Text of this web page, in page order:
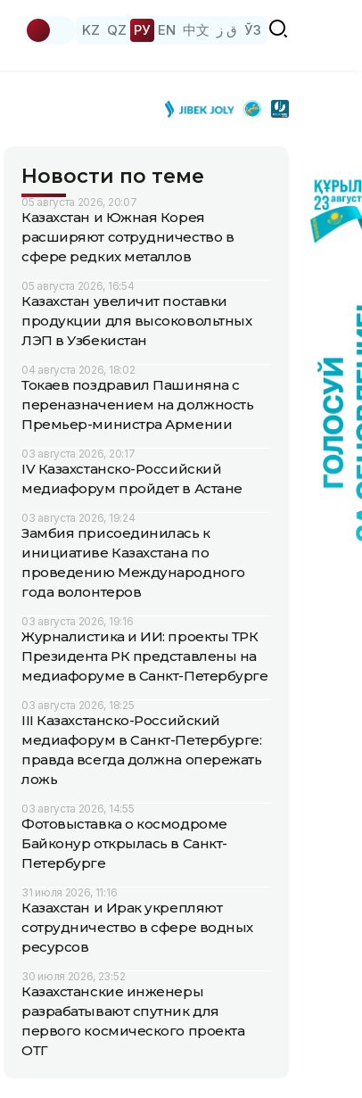
KZ QZ РУ EN 中文 ق ز ЎЗ
Новости по теме
05 августа 2026, 20:07
Казахстан и Южная Корея
расширяют сотрудничество в
сфере редких металлов
05 августа 2026, 16:54
Казахстан увеличит поставки
продукции для высоковольтных
ЛЭП в Узбекистан
04 августа 2026, 18:02
Токаев поздравил Пашиняна с
переназначением на должность
Премьер-министра Армении
03 августа 2026, 20:17
IV Казахстанско-Российский
медиафорум пройдет в Астане
03 августа 2026, 19:24
Замбия присоединилась к
инициативе Казахстана по
проведению Международного
года волонтеров
03 августа 2026, 19:16
Журналистика и ИИ: проекты ТРК
Президента РК представлены на
медиафоруме в Санкт-Петербурге
03 августа 2026, 18:25
III Казахстанско-Российский
медиафорум в Санкт-Петербурге:
правда всегда должна опережать
ложь
03 августа 2026, 14:55
Фотовыставка о космодроме
Байконур открылась в Санкт-
Петербурге
31 июля 2026, 11:16
Казахстан и Ирак укрепляют
сотрудничество в сфере водных
ресурсов
30 июля 2026, 23:52
Казахстанские инженеры
разрабатывают спутник для
первого космического проекта
ОТГ